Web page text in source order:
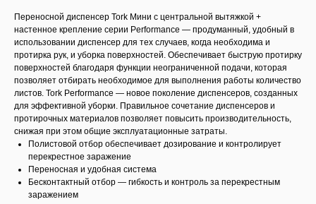
Переносной диспенсер Tork Мини с центральной вытяжкой +
настенное крепление серии Performance — продуманный, удобный в
использовании диспенсер для тех случаев, когда необходима и
протирка рук, и уборка поверхностей. Обеспечивает быструю протирку
поверхностей благодаря функции неограниченной подачи, которая
позволяет отбирать необходимое для выполнения работы количество
листов. Tork Performance — новое поколение диспенсеров, созданных
для эффективной уборки. Правильное сочетание диспенсеров и
протирочных материалов позволяет повысить производительность,
снижая при этом общие эксплуатационные затраты.
Полистовой отбор обеспечивает дозирование и контролирует
перекрестное заражение
Переносная и удобная система
Бесконтактный отбор — гибкость и контроль за перекрестным
заражением